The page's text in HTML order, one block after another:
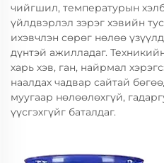
чийгшил, температурын
үйлдвэрлэл зэрэг хэвийн
ихэвчлэн сөрөг нөлөө
дүнтэй ажилладаг.
харь хэв, ган, найрмал
наалдах чадвар сайтай
муугаар нөлөөлөхгүй,
үүсгэхгүйг баталдаг.